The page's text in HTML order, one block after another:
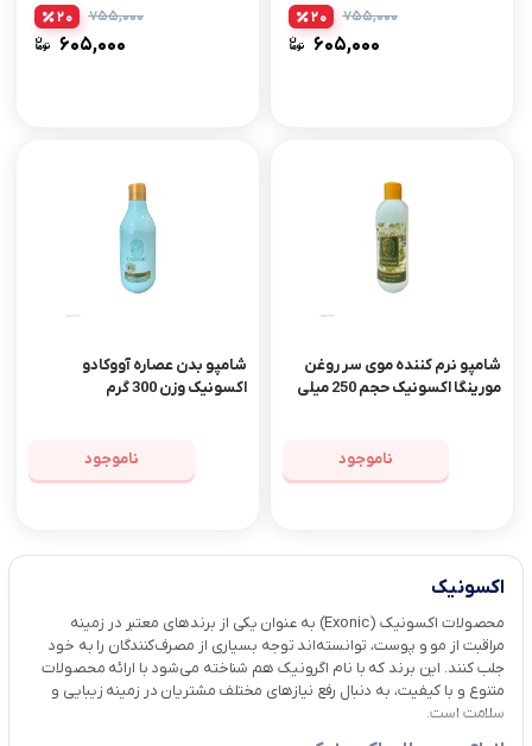
۷۵۵,۰۰۰
۶۰۵,۰۰۰
20 ۷۵۵,۰۰۰
۶۰۵,۰۰۰
20
شامپو نرم کننده موی سر روغن
مورینگا اکسونیک حجم 250 میلی
ناموجود
شامپو بدن عصاره آووکادو
اکسونیک وزن 300 گرم
ناموجود
اکسونیک
محصولات اکسونیک (Exonic) به عنوان یکی از برندهای معتبر در زمینه
مراقبت از مو و پوست، توانسته‌اند توجه بسیاری از مصرف‌کنندگان را به خود
جلب کنند. این برند که با نام اگرونیک هم شناخته می‌شود با ارائه محصولات
متنوع و با کیفیت، به دنبال رفع نیازهای مختلف مشتریان در زمینه زیبایی و
سلامت است.